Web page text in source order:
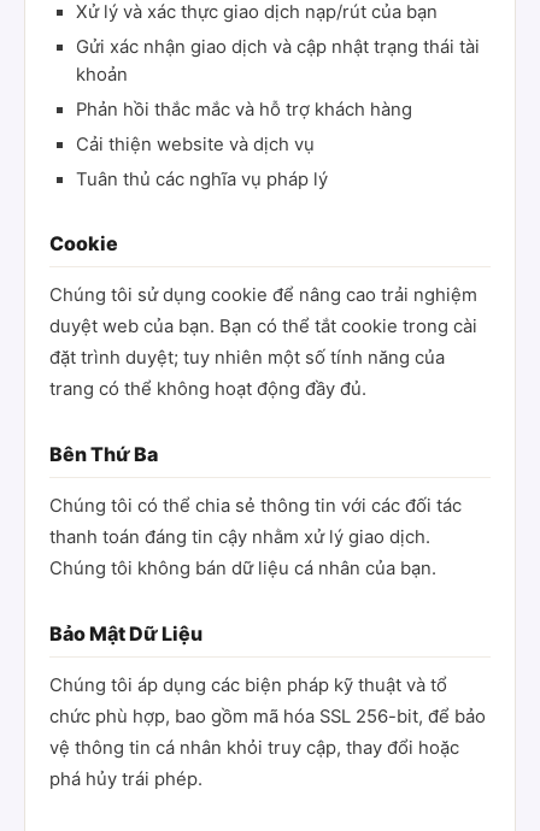
Xử lý và xác thực giao dịch nạp/rút của bạn
Gửi xác nhận giao dịch và cập nhật trạng thái tài
khoản
Phản hồi thắc mắc và hỗ trợ khách hàng
Cải thiện website và dịch vụ
Tuân thủ các nghĩa vụ pháp lý
Cookie
Chúng tôi sử dụng cookie để nâng cao trải nghiệm
duyệt web của bạn. Bạn có thể tắt cookie trong cài
đặt trình duyệt; tuy nhiên một số tính năng của
trang có thể không hoạt động đầy đủ.
Bên Thứ Ba
Chúng tôi có thể chia sẻ thông tin với các đối tác
thanh toán đáng tin cậy nhằm xử lý giao dịch.
Chúng tôi không bán dữ liệu cá nhân của bạn.
Bảo Mật Dữ Liệu
Chúng tôi áp dụng các biện pháp kỹ thuật và tổ
chức phù hợp, bao gồm mã hóa SSL 256-bit, để bảo
vệ thông tin cá nhân khỏi truy cập, thay đổi hoặc
phá hủy trái phép.